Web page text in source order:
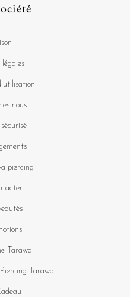
nous
piercing
Tarawa
Tarawa